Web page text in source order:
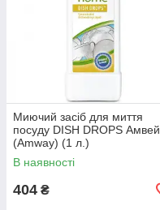
Миючий засіб для миття
посуду DISH DROPS Амвей
(Amway) (1 л.)
В наявності
404 ₴